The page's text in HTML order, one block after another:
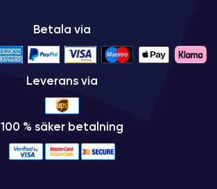
Betala via
Leverans via
100 % säker betalning